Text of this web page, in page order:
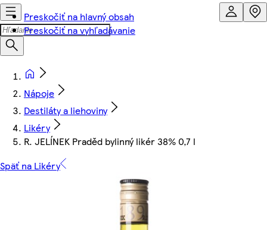
Preskočiť na hlavný obsah
Preskočiť na vyhľadávanie
Nápoje
Destiláty a liehoviny
Likéry
R. JELÍNEK Praděd bylinný likér 38% 0,7 l
Späť na Likéry